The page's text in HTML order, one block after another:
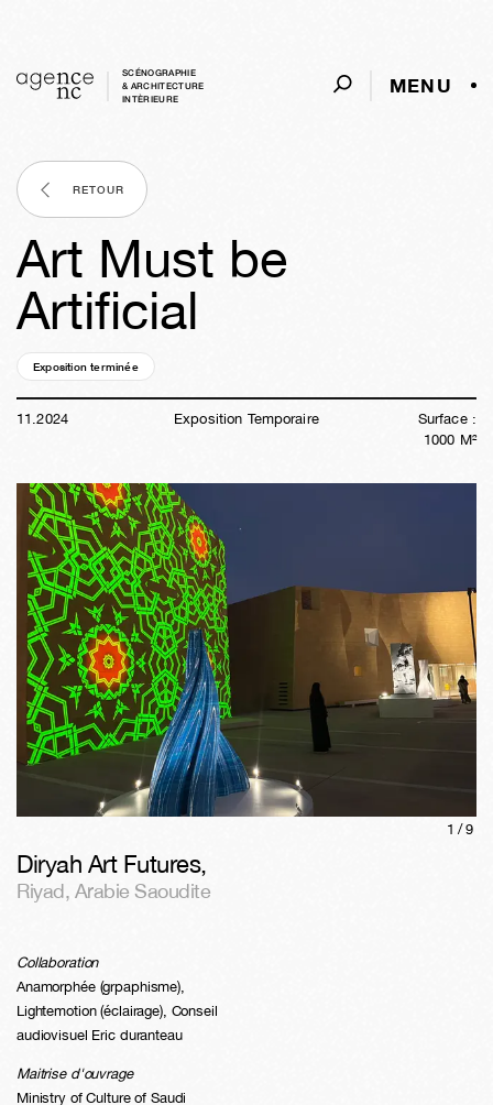
SCÉNOGRAPHIE
& ARCHITECTURE
INTÈRIEURE
MENU
RETOUR
Art Must be
Artificial
Exposition terminée
11 .2024 Exposition Temporaire
Surface :
1000 M²
1/9
Diryah Art Futures,
Riyad, Arabie Saoudite
Collaboration
Anamorphée (grpaphisme),
Lightemotion (éclairage), Conseil
audiovisuel Eric duranteau
Maitrise d'ouvrage
Ministry of Culture of Saudi